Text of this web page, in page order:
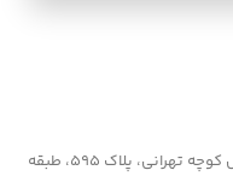
تهران، میدان رسالت،خیابان سمنگان، نبش کوچه تهرانی، پلاک ۵۹۵، طبقه